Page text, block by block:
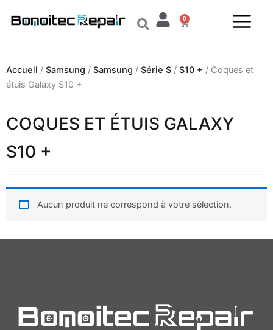
0
Panier
Accueil / Samsung / Samsung / Série S / S10 + / Coques et
étuis Galaxy S10 +
COQUES ET ÉTUIS GALAXY
S10 +
Aucun produit ne correspond à votre sélection.